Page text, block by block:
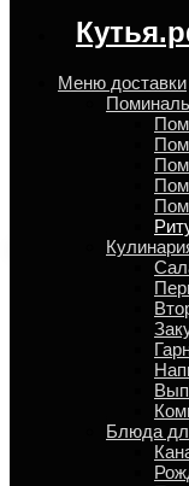
регион доставки:
Меню доставки
Блюда
Поминальные
Ритуальные